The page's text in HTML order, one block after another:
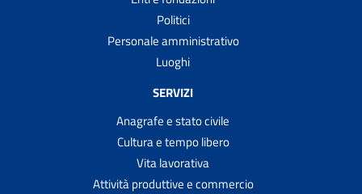
Politici
Personale amministrativo
Luoghi
SERVIZI
Anagrafe e stato civile
Cultura e tempo libero
Vita lavorativa
Attività produttive e commercio